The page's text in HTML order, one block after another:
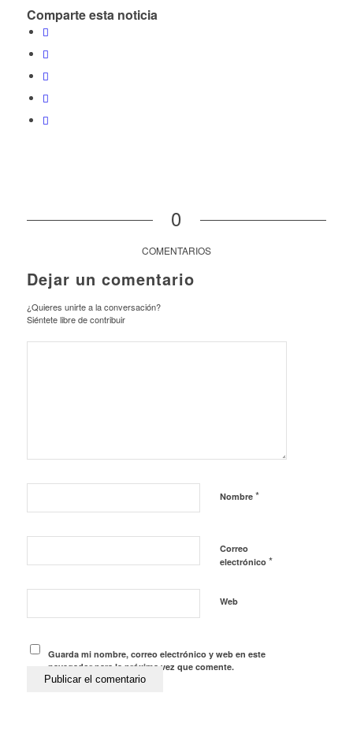
Comparte esta noticia
0
COMENTARIOS
Dejar un comentario
¿Quieres unirte a la conversación?
Siéntete libre de contribuir
Nombre *
Correo
electrónico *
Web
Guarda mi nombre, correo electrónico y web en este
navegador para la próxima vez que comente.